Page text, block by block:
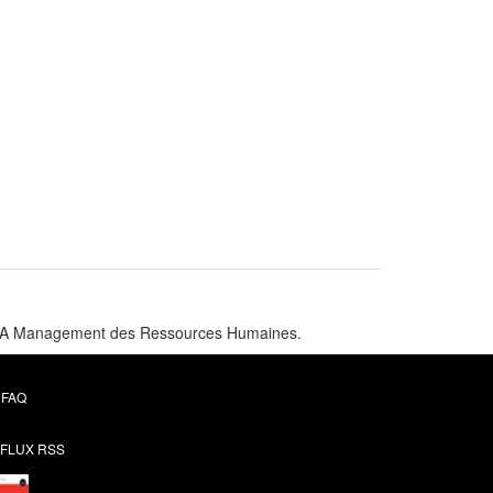
Management des Ressources Humaines.
FAQ
FLUX RSS